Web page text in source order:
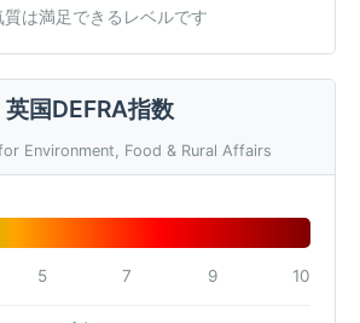
質は満足できるレベルです
英国DEFRA指数
Environment, Food & Rural Affairs
5 7 9 10